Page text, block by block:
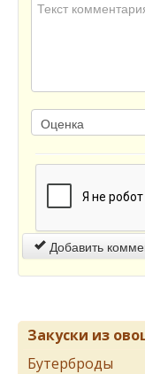
Добавить
Закуски из
Бутерброды